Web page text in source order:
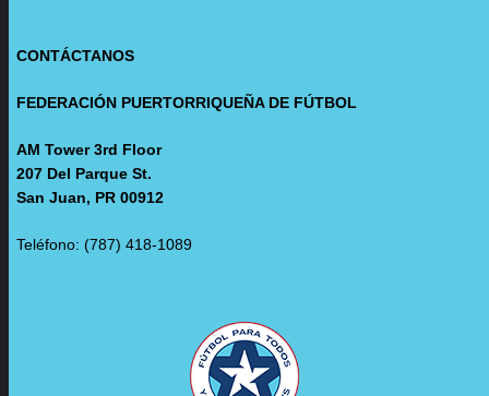
CONTÁCTANOS
FEDERACIÓN PUERTORRIQUEÑA DE FÚTBOL
AM Tower 3rd Floor
207 Del Parque St.
San Juan, PR 00912
Teléfono: (787) 418-1089